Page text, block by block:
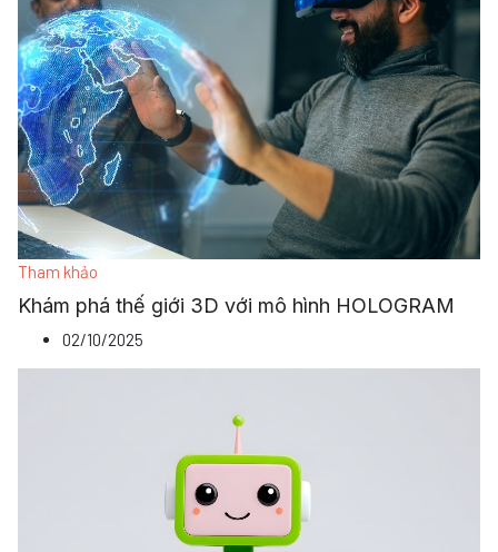
Tham khảo
Khám phá thế giới 3D với mô hình HOLOGRAM
02/10/2025